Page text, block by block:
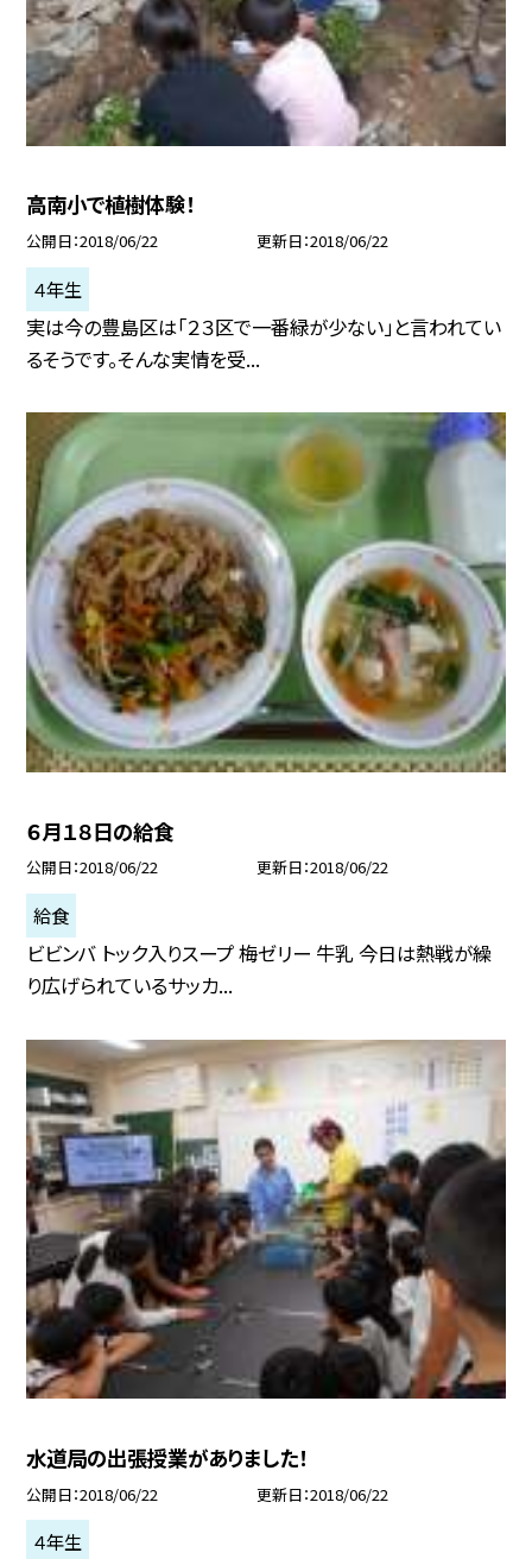
高南小で植樹体験！
公開日 2018/06/22 更新日 2018/06/22
４年生
実は今の豊島区は「２３区で一番緑が少ない」と言われてい
るそうです。そんな実情を受...
６月１８日の給食
公開日 2018/06/22 更新日 2018/06/22
給食
ビビンバ トック入りスープ 梅ゼリー 牛乳 今日は熱戦が繰
り広げられているサッカ...
水道局の出張授業がありました！
公開日 2018/06/22 更新日 2018/06/22
４年生